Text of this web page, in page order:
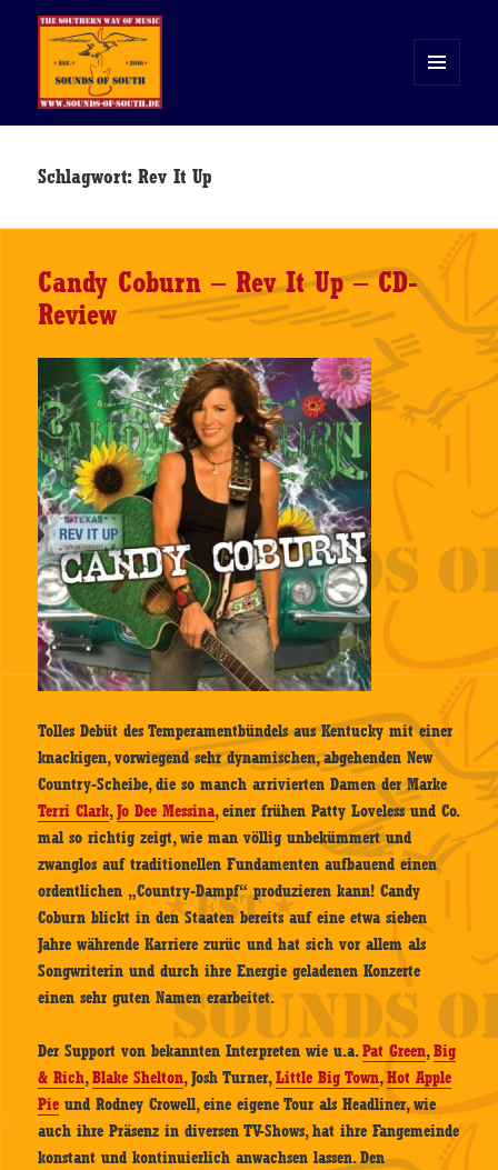
WIDGETS
Schlagwort:Rev It Up
Candy Coburn – Rev It Up – CD-
Review
Tolles Debüt des Temperamentbündels aus Kentucky mit einer
knackigen, vorwiegend sehr dynamischen, abgehenden New
Country-Scheibe, die so manch arrivierten Damen der Marke
Terri Clark,Jo Dee Messina, einer frühen Patty Loveless und Co.
mal so richtig zeigt, wie man völlig unbekümmert und
zwanglos auf traditionellen Fundamenten aufbauend einen
ordentlichen „Country-Dampf“ produzieren kann! Candy
Coburn blickt in den Staaten bereits auf eine etwa sieben
Jahre währende Karriere zurüc und hat sich vor allem als
Songwriterin und durch ihre Energie geladenen Konzerte
einen sehr guten Namen erarbeitet.
Der Support von bekannten Interpreten wie u.a.Pat Green,Big
& Rich,Blake Shelton, Josh Turner,Little Big Town,Hot Apple
Pie und Rodney Crowell, eine eigene Tour als Headliner, wie
auch ihre Präsenz in diversen TV-Shows, hat ihre Fangemeinde
konstant und kontinuierlich anwachsen lassen. Den